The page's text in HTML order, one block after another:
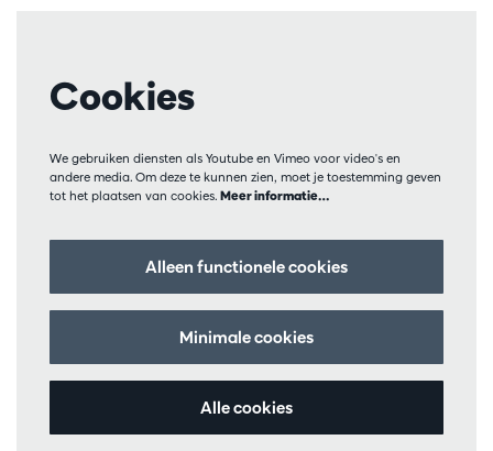
Cookies
We gebruiken diensten als Youtube en Vimeo voor video's en
andere media. Om deze te kunnen zien, moet je toestemming geven
tot het plaatsen van cookies. Meer informatie…
Alleen functionele cookies
Minimale cookies
Alle cookies